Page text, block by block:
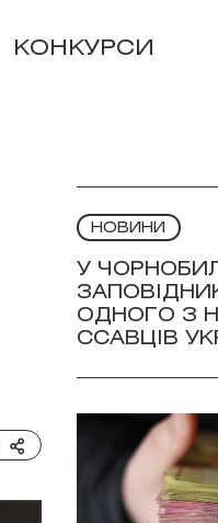
КОНКУРСИ
НОВИНИ
У
ОДНОГО З
ССАВЦІВ